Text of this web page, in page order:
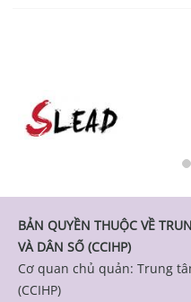
BẢN QUYỀN THUỘC VỀ
VÀ DÂN SỐ (CCIHP)
Cơ quan chủ quản: Trung
(CCIHP)